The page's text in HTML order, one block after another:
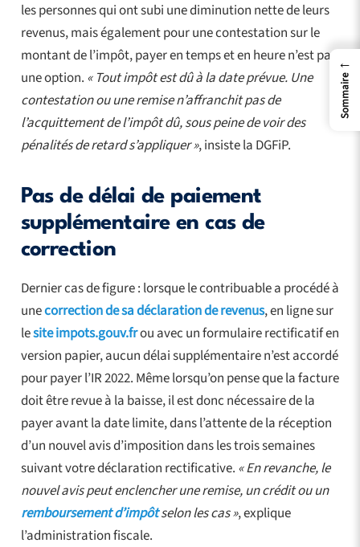
les personnes qui ont subi une diminution nette de leurs
revenus, mais également pour une contestation sur le
montant de l’impôt, payer en temps et en heure n’est pas
une option. « Tout impôt est dû à la date prévue. Une
contestation ou une remise n’affranchit pas de
l’acquittement de l’impôt dû, sous peine de voir des
pénalités de retard s’appliquer », insiste la DGFiP.
Pas de délai de paiement
supplémentaire en cas de
correction
Dernier cas de figure : lorsque le contribuable a procédé à
unecorrection de sa déclaration de revenus, en ligne sur
lesite impots.gouv.frou avec un formulaire rectificatif en
version papier, aucun délai supplémentaire n’est accordé
pour payer l’IR 2022. Même lorsqu’on pense que la facture
doit être revue à la baisse, il est donc nécessaire de la
payer avant la date limite, dans l’attente de la réception
d’un nouvel avis d’imposition dans les trois semaines
suivant votre déclaration rectificative. « En revanche, le
nouvel avis peut enclencher une remise, un crédit ou un
remboursement d’impôtselon les cas », explique
l’administration fiscale.
←
Sommaire